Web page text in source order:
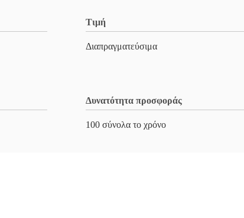
Τιμή
Διαπραγματεύσιμα
Δυνατότητα προσφοράς
100 σύνολα το χρόνο